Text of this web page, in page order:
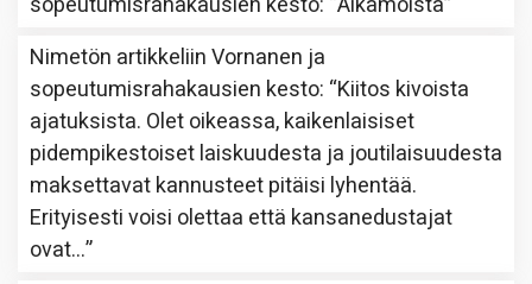
Nimetön artikkeliinVornanen ja
sopeutumisrahakausien kesto: “Kiitos kivoista
ajatuksista. Olet oikeassa, kaikenlaisiset
pidempikestoiset laiskuudesta ja joutilaisuudesta
maksettavat kannusteet pitäisi lyhentää.
Erityisesti voisi olettaa että kansanedustajat
ovat…”